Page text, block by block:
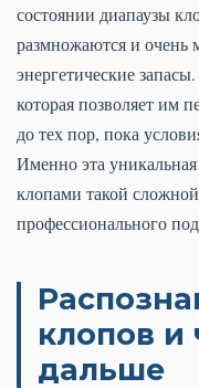
состоянии диапаузы
размножаются и очень
энергетические
которая позволяет им
до тех пор, пока
Именно эта уникальная
клопами такой сложной
профессионального
клопов и
дальше